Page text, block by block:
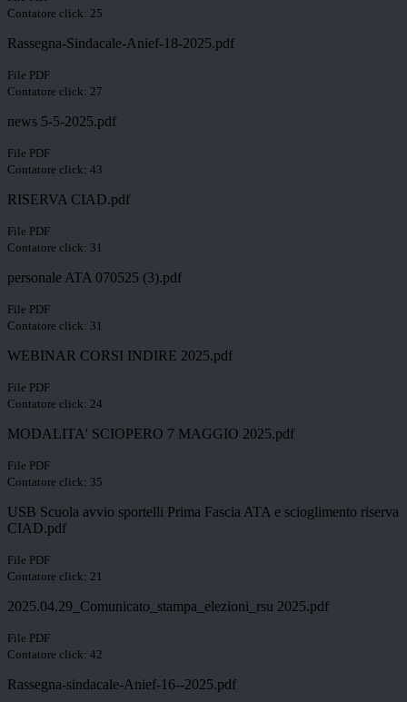
Contatore click: 25
Rassegna-Sindacale-Anief-18-2025.pdf
File PDF
Contatore click: 27
news 5-5-2025.pdf
File PDF
Contatore click: 43
RISERVA CIAD.pdf
File PDF
Contatore click: 31
personale ATA 070525 (3).pdf
File PDF
Contatore click: 31
WEBINAR CORSI INDIRE 2025.pdf
File PDF
Contatore click: 24
MODALITA' SCIOPERO 7 MAGGIO 2025.pdf
File PDF
Contatore click: 35
USB Scuola avvio sportelli Prima Fascia ATA e scioglimento riserva
CIAD.pdf
File PDF
Contatore click: 21
2025.04.29_Comunicato_stampa_elezioni_rsu 2025.pdf
File PDF
Contatore click: 42
Rassegna-sindacale-Anief-16--2025.pdf